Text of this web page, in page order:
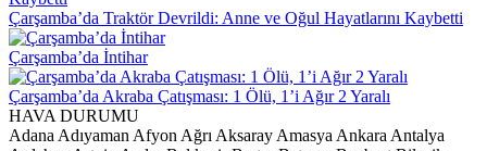
Çarşamba’da Traktör Devrildi: Anne ve Oğul Hayatlarını Kaybetti
Çarşamba’da İntihar
Çarşamba’da Akraba Çatışması: 1 Ölü, 1’i Ağır 2 Yaralı
HAVA DURUMU
Adana Adıyaman Afyon Ağrı Aksaray Amasya Ankara Antalya